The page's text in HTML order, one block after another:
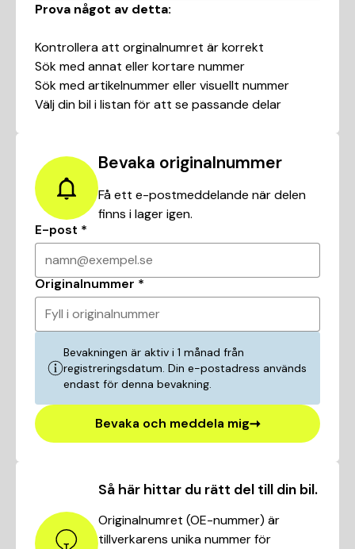
Prova något av detta:
Kontrollera att orginalnumret är korrekt
Sök med annat eller kortare nummer
Sök med artikelnummer eller visuellt nummer
Välj din bil i listan för att se passande delar
Så här hittar du rätt del till din bil.
Originalnumret (OE-nummer) är
tillverkarens unika nummer för
Bevaka originalnummer
Få ett e-postmeddelande när delen
finns i lager igen.
E-post *
namn@exempel.se
Originalnummer *
Fyll i originalnummer
Bevakningen är aktiv i 1 månad från
registreringsdatum. Din e-postadress används
endast för denna bevakning.
Bevaka och meddela mig